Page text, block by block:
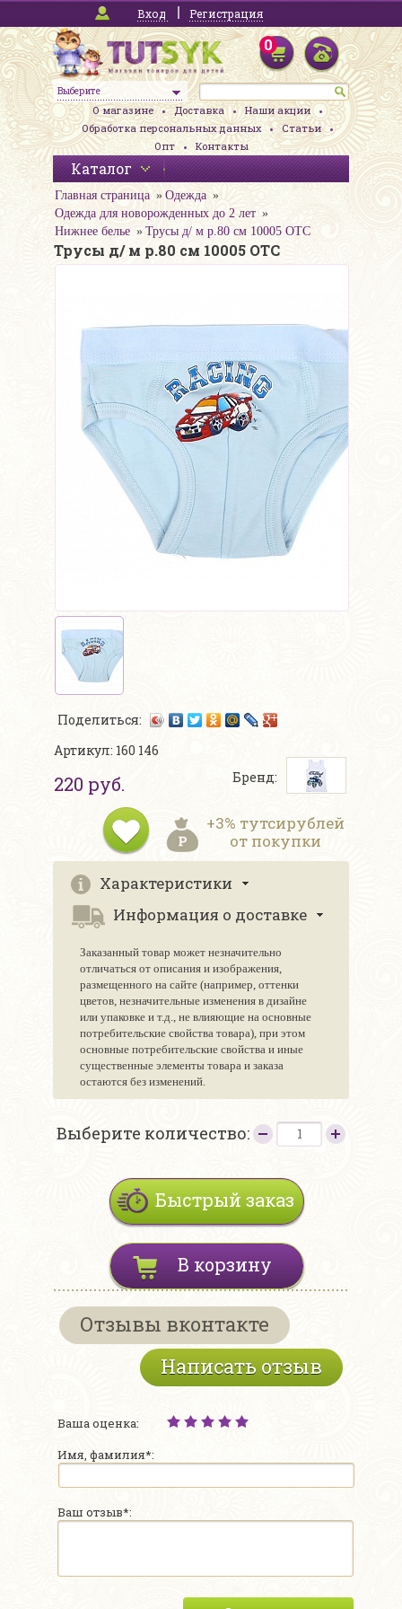
Вход Регистрация
Выберите
0
О магазине Доставка
Наши акции
Обработка персональных данных
Статьи
Опт
Контакты
Каталог
Главная страница
Одежда
Одежда для новорожденных до 2 лет
Нижнее белье
Трусы д/ м р.80 см 10005 ОТС
Трусы д/ м р.80 см 10005 ОТС
Поделиться:
Артикул: 160 146
220 руб. Бренд:
+3% тутсирублей
от покупки
Характеристики
Информация о доставке
Заказанный товар может незначительно
отличаться от описания и изображения,
размещенного на сайте (например, оттенки
цветов, незначительные изменения в дизайне
или упаковке и т.д., не влияющие на основные
потребительские свойства товара), при этом
основные потребительские свойства и иные
существенные элементы товара и заказа
остаются без изменений.
Выберите количество:
Быстрый заказ
В корзину
Отзывы вконтакте
Написать отзыв
Ваша оценка:
Имя, фамилия*:
Ваш отзыв*: